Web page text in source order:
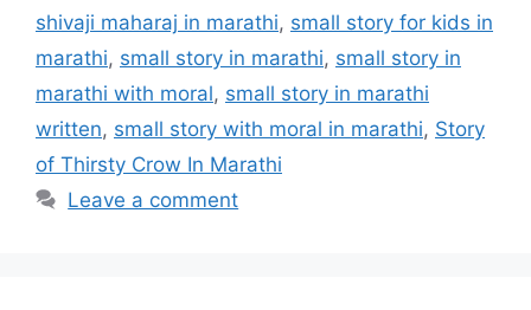
shivaji maharaj in marathi, small story for kids in
marathi, small story in marathi, small story in
marathi with moral, small story in marathi
written, small story with moral in marathi, Story
of Thirsty Crow In Marathi
Leave a comment